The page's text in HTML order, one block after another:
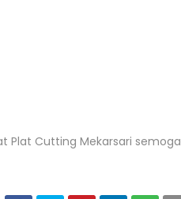
Plat Cutting Mekarsari semoga